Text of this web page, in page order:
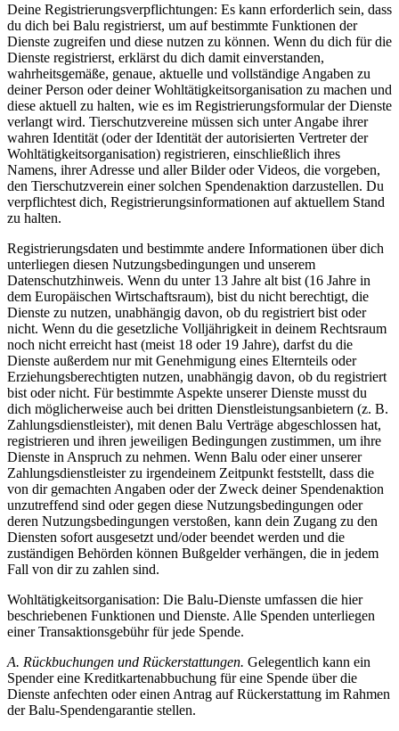
Deine Registrierungsverpflichtungen: Es kann erforderlich sein, dass
du dich bei Balu registrierst, um auf bestimmte Funktionen der
Dienste zugreifen und diese nutzen zu können. Wenn du dich für die
Dienste registrierst, erklärst du dich damit einverstanden,
wahrheitsgemäße, genaue, aktuelle und vollständige Angaben zu
deiner Person oder deiner Wohltätigkeitsorganisation zu machen und
diese aktuell zu halten, wie es im Registrierungsformular der Dienste
verlangt wird. Tierschutzvereine müssen sich unter Angabe ihrer
wahren Identität (oder der Identität der autorisierten Vertreter der
Wohltätigkeitsorganisation) registrieren, einschließlich ihres
Namens, ihrer Adresse und aller Bilder oder Videos, die vorgeben,
den Tierschutzverein einer solchen Spendenaktion darzustellen. Du
verpflichtest dich, Registrierungsinformationen auf aktuellem Stand
zu halten.
Registrierungsdaten und bestimmte andere Informationen über dich
unterliegen diesen Nutzungsbedingungen und unserem
Datenschutzhinweis. Wenn du unter 13 Jahre alt bist (16 Jahre in
dem Europäischen Wirtschaftsraum), bist du nicht berechtigt, die
Dienste zu nutzen, unabhängig davon, ob du registriert bist oder
nicht. Wenn du die gesetzliche Volljährigkeit in deinem Rechtsraum
noch nicht erreicht hast (meist 18 oder 19 Jahre), darfst du die
Dienste außerdem nur mit Genehmigung eines Elternteils oder
Erziehungsberechtigten nutzen, unabhängig davon, ob du registriert
bist oder nicht. Für bestimmte Aspekte unserer Dienste musst du
dich möglicherweise auch bei dritten Dienstleistungsanbietern (z. B.
Zahlungsdienstleister), mit denen Balu Verträge abgeschlossen hat,
registrieren und ihren jeweiligen Bedingungen zustimmen, um ihre
Dienste in Anspruch zu nehmen. Wenn Balu oder einer unserer
Zahlungsdienstleister zu irgendeinem Zeitpunkt feststellt, dass die
von dir gemachten Angaben oder der Zweck deiner Spendenaktion
unzutreffend sind oder gegen diese Nutzungsbedingungen oder
deren Nutzungsbedingungen verstoßen, kann dein Zugang zu den
Diensten sofort ausgesetzt und/oder beendet werden und die
zuständigen Behörden können Bußgelder verhängen, die in jedem
Fall von dir zu zahlen sind.
Wohltätigkeitsorganisation: Die Balu-Dienste umfassen die hier
beschriebenen Funktionen und Dienste. Alle Spenden unterliegen
einer Transaktionsgebühr für jede Spende.
A. Rückbuchungen und Rückerstattungen. Gelegentlich kann ein
Spender eine Kreditkartenabbuchung für eine Spende über die
Dienste anfechten oder einen Antrag auf Rückerstattung im Rahmen
der Balu-Spendengarantie stellen.